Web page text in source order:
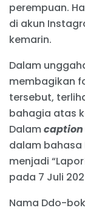
perempuan.
di akun
kemarin.
Dalam
membagikan
tersebut,
bahagia atas
Dalamcaption
dalam bahasa
menjadi
pada 7 Juli
Nama Ddo-